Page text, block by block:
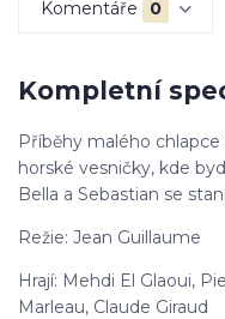
Komentáře 0
Kompletní
Příběhy malého
horské vesničky, kde
Bella a Sebastian se
Režie: Jean Guillaume
Hrají: Mehdi El Glaoui,
Marleau, Claude Giraud